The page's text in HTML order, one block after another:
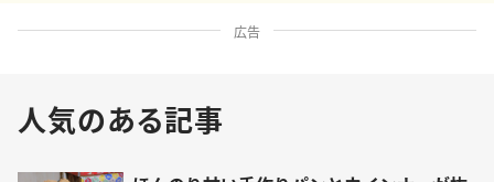
広告
人気のある記事